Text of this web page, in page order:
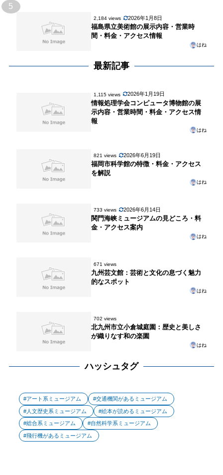
5
2,184 views 2026年1月8日
福島県立美術館の展示内容・営業時
間・料金・アクセス情報
はね
最新記事
1,115 views 2026年1月19日
情報処理学会コンピュータ博物館の展
示内容・営業時間・料金・アクセス情
報
はね
821 views 2026年6月19日
福岡市科学館の特徴・料金・アクセス
を解説
はね
733 views 2026年6月14日
関門海峡ミュージアムの見どころ・料
金・アクセス案内
はね
671 views
九州芸文館：芸術と文化の息づく魅力
的なスポット
はね
702 views
北九州市立小倉城庭園：歴史と美しさ
が織りなす和の楽園
はね
ハッシュタグ
アート系ミュージアム 交通機関があるミュージアム
人文歴史系ミュージアム 絵本が読めるミュージアム
総合系ミュージアム 自然科学系ミュージアム
飛行機があるミュージアム